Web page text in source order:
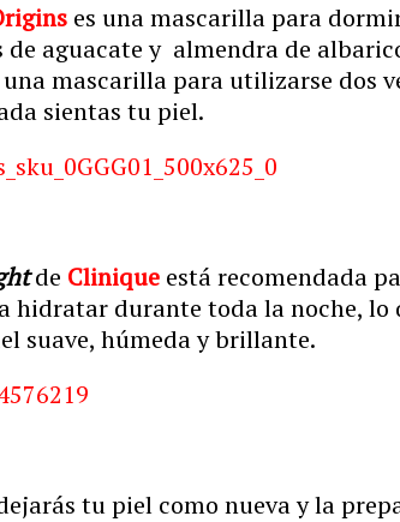
es una mascarilla para
de aguacate y almendra de
mascarilla para utilizarse dos
sientas tu piel.
de Clinique está recomendada
hidratar durante toda la noche, lo
suave, húmeda y brillante.
tu piel como nueva y la